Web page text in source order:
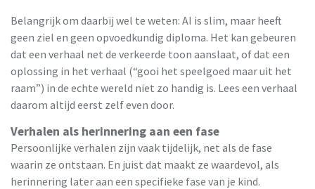
Belangrijk om daarbij wel te weten: AI is slim, maar heeft
geen ziel en geen opvoedkundig diploma. Het kan gebeuren
dat een verhaal net de verkeerde toon aanslaat, of dat een
oplossing in het verhaal (“gooi het speelgoed maar uit het
raam”) in de echte wereld niet zo handig is. Lees een verhaal
daarom altijd eerst zelf even door.
Verhalen als herinnering aan een fase
Persoonlijke verhalen zijn vaak tijdelijk, net als de fase
waarin ze ontstaan. En juist dat maakt ze waardevol, als
herinnering later aan een specifieke fase van je kind.